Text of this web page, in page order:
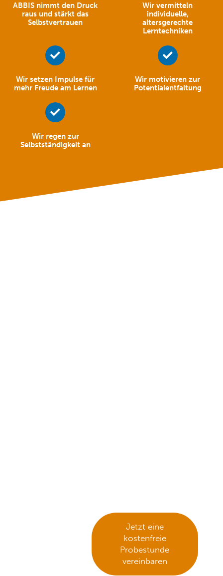
ABBIS nimmt den Druck
raus und stärkt das
Selbstvertrauen
Wir vermitteln
individuelle,
altersgerechte
Lerntechniken
Wir setzen Impulse für
mehr Freude am Lernen
Wir motivieren zur
Potentialentfaltung
Wir regen zur
Selbstständigkeit an
Jetzt eine
kostenfreie
Probestunde
vereinbaren